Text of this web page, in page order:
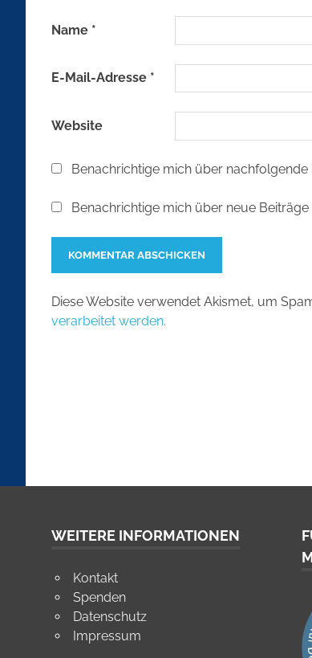
Name *
E-Mail-Adresse *
Website
Benachrichtige mich über nachfolgende
Benachrichtige mich über neue Beiträge
Diese Website verwendet Akismet, um
verarbeitet werden.
WEITERE INFORMATIONEN
Kontakt
Spenden
Datenschutz
Impressum